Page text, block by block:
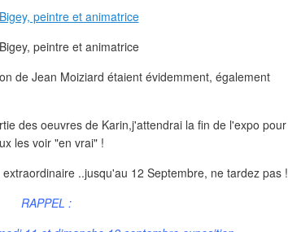
de Jean Moiziard étaient évidemment, également
des oeuvres de Karin,j'attendrai la fin de l'expo pour
les voir "en vrai" !
..jusqu'au 12 Septembre, ne tardez pas !
RAPPEL :